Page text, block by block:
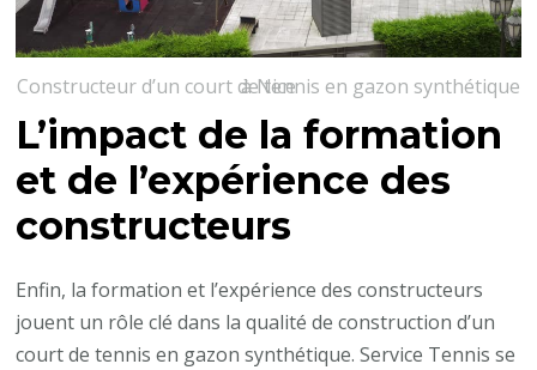
Constructeur d’un court de tennis en gazon synthétique à Nice
L’impact de la formation
et de l’expérience des
constructeurs
Enfin, la formation et l’expérience des constructeurs
jouent un rôle clé dans la qualité de construction d’un
court de tennis en gazon synthétique. Service Tennis se